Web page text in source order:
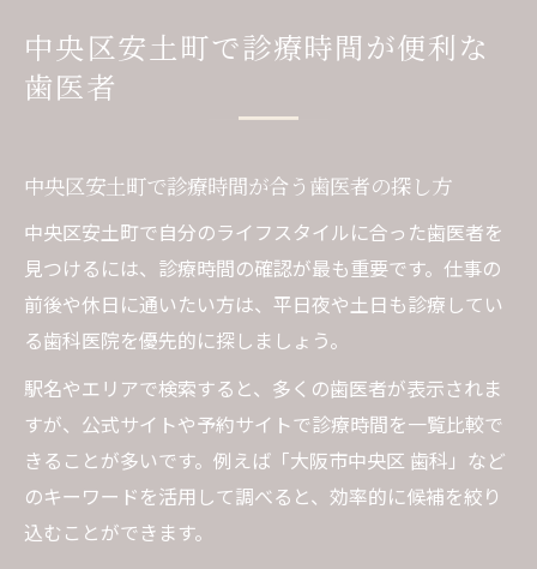
中央区安土町で診療時間が便利な
歯医者
中央区安土町で診療時間が合う歯医者の探し方
中央区安土町で自分のライフスタイルに合った歯医者を
見つけるには、診療時間の確認が最も重要です。仕事の
前後や休日に通いたい方は、平日夜や土日も診療してい
る歯科医院を優先的に探しましょう。
駅名やエリアで検索すると、多くの歯医者が表示されま
すが、公式サイトや予約サイトで診療時間を一覧比較で
きることが多いです。例えば「大阪市中央区 歯科」など
のキーワードを活用して調べると、効率的に候補を絞り
込むことができます。